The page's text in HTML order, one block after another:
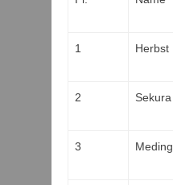
1 Herbst
2 Sekura
3 Meding